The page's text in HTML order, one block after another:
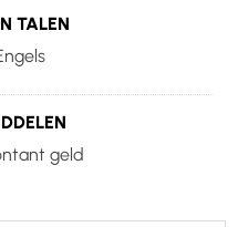
TALEN
geld